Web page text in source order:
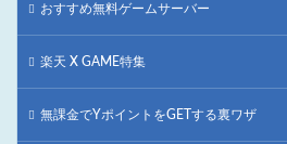
おすすめ無料ゲームサーバー
楽天 X GAME特集
無課金でYポイントをGETする裏ワザ